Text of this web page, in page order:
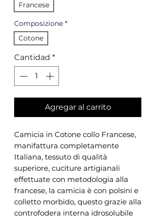
Francese
Composizione *
Cotone
Cantidad *
Agregar al carrito
Camicia in Cotone collo Francese,
manifattura completamente
Italiana, tessuto di qualità
superiore, cuciture artigianali
effettuate con metodologia alla
francese, la camicia è con polsini e
colletto morbido, questo grazie alla
controfodera interna idrosolubile